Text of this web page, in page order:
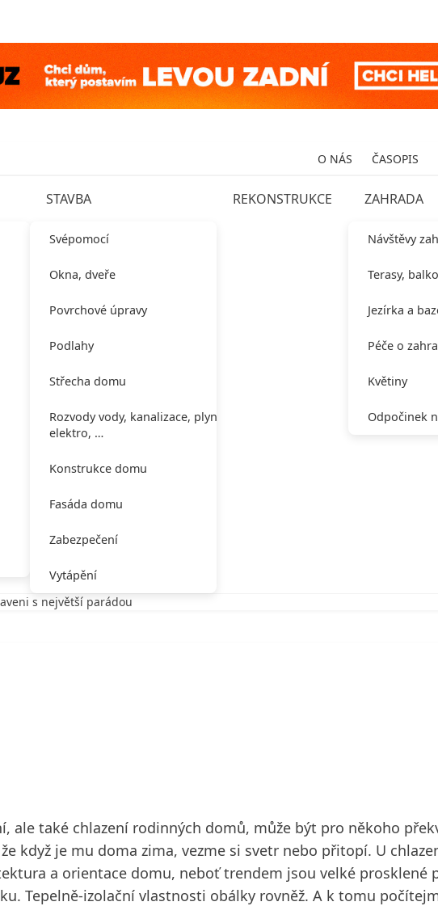
O NÁS ČASOPIS
STAVBA
Svépomocí
Okna, dveře
Povrchové úpravy
Podlahy
Střecha domu
Rozvody vody, kanalizace, plynu,
elektro, …
Konstrukce domu
Fasáda domu
Zabezpečení
Vytápění
REKONSTRUKCE ZAHRADA
Návštěvy
Terasy,
Jezírka a
Péče o
Květiny
Odpočinek
s největší parádou
ale také chlazení rodinných domů, může být pro někoho
když je mu doma zima, vezme si svetr nebo přitopí. U
a orientace domu, neboť trendem jsou velké prosklené
Tepelně-izolační vlastnosti obálky rovněž. A k tomu